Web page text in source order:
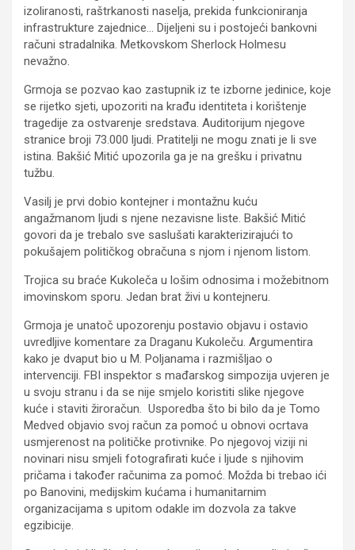
izoliranosti, raštrkanosti naselja, prekida funkcioniranja
infrastrukture zajednice… Dijeljeni su i postojeći bankovni
računi stradalnika. Metkovskom Sherlock Holmesu
nevažno.
Grmoja se pozvao kao zastupnik iz te izborne jedinice, koje
se rijetko sjeti, upozoriti na krađu identiteta i korištenje
tragedije za ostvarenje sredstava. Auditorijum njegove
stranice broji 73.000 ljudi. Pratitelji ne mogu znati je li sve
istina. Bakšić Mitić upozorila ga je na grešku i privatnu
tužbu.
Vasilj je prvi dobio kontejner i montažnu kuću
angažmanom ljudi s njene nezavisne liste. Bakšić Mitić
govori da je trebalo sve saslušati karakterizirajući to
pokušajem političkog obračuna s njom i njenom listom.
Trojica su braće Kukoleča u lošim odnosima i možebitnom
imovinskom sporu. Jedan brat živi u kontejneru.
Grmoja je unatoč upozorenju postavio objavu i ostavio
uvredljive komentare za Draganu Kukoleču. Argumentira
kako je dvaput bio u M. Poljanama i razmišljao o
intervenciji. FBI inspektor s mađarskog simpozija uvjeren je
u svoju stranu i da se nije smjelo koristiti slike njegove
kuće i staviti žiroračun. Usporedba što bi bilo da je Tomo
Medved objavio svoj račun za pomoć u obnovi ocrtava
usmjerenost na političke protivnike. Po njegovoj viziji ni
novinari nisu smjeli fotografirati kuće i ljude s njihovim
pričama i također računima za pomoć. Možda bi trebao ići
po Banovini, medijskim kućama i humanitarnim
organizacijama s upitom odakle im dozvola za takve
egzibicije.